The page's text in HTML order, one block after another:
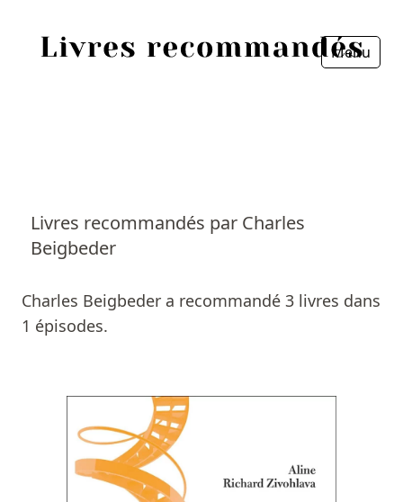
Menu
Livres recommandés par Charles
Beigbeder
Charles Beigbeder a recommandé 3 livres dans
1 épisodes.
Personnes
Livres
Prix littéraires
Fermer